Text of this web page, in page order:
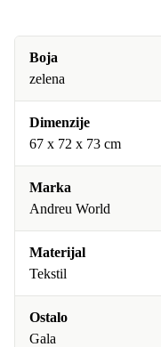
Boja
zelena
Dimenzije
67 x 72 x 73 cm
Marka
Andreu World
Materijal
Tekstil
Ostalo
Gala